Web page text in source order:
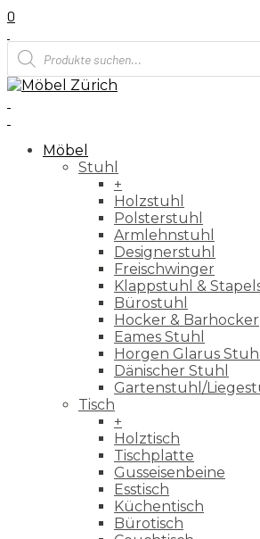
0
Products
search
Möbel
Stuhl
+
Holzstuhl
Polsterstuhl
Armlehnstuhl
Designerstuhl
Freischwinger
Klappstuhl &
Bürostuhl
Hocker & Barhocker
Eames Stuhl
Horgen Glarus Stuhl
Dänischer Stuhl
Gartenstuhl/
Tisch
+
Holztisch
Tischplatte
Gusseisenbeine
Esstisch
Küchentisch
Bürotisch